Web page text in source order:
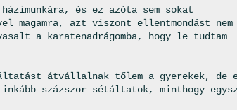
és ez azóta sem sokat
azt viszont ellentmondást nem
a karatenadrágomba, hogy le tudtam
átvállalnak tőlem a gyerekek, de
százszor sétáltatok, minthogy